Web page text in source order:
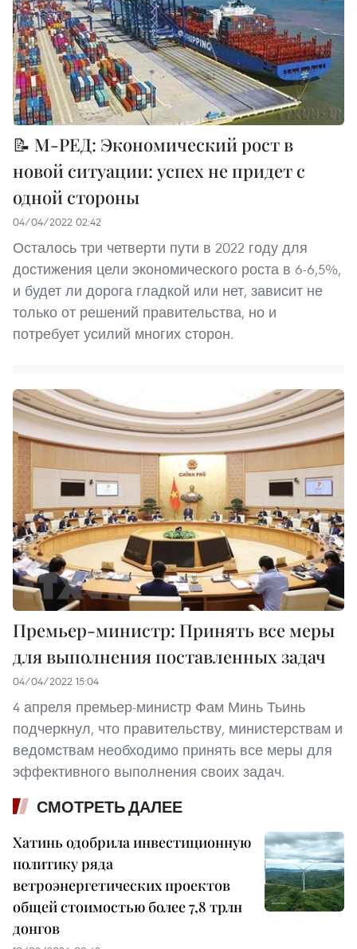
📝 М-РЕД: Экономический рост в
новой ситуации: успех не придет с
одной стороны
04/04/2022 02:42
Осталось три четверти пути в 2022 году для
достижения цели экономического роста в 6-6,5%,
и будет ли дорога гладкой или нет, зависит не
только от решений правительства, но и
потребует усилий многих сторон.
Премьер-министр: Принять все меры
для выполнения поставленных задач
04/04/2022 15:04
4 апреля премьер-министр Фам Минь Тьинь
подчеркнул, что правительству, министерствам и
ведомствам необходимо принять все меры для
эффективного выполнения своих задач.
СМОТРЕТЬ ДАЛЕЕ
Хатинь одобрила инвестиционную
политику ряда
ветроэнергетических проектов
общей стоимостью более 7,8 трлн
донгов